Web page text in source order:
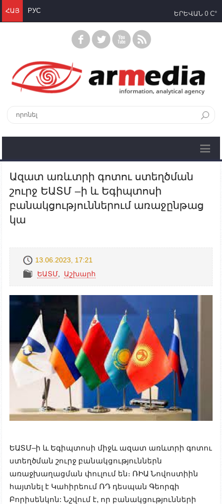
ՀԱՅ РУС ԵՐԵՎԱՆ 0 C°
Ազատ առևտրի գոտու ստեղծման
շուրջ ԵԱՏՄ –ի և Եգիպտոսի
բանակցություններում առաջընթաց
կա
13.06.2023, 17:21
ԵԱՏՄ
Աշխարհ
ԵԱՏՄ–ի և Եգիպտոսի միջև ազատ առևտրի գոտու
ստեղծման շուրջ բանակցություններն
առաջխաղացման փուլում են։ ՌԻԱ Նովոստիին
հայտնել է Կահիրեում ՌԴ դեսպան Գեորգի
Բորիսենկոն: Նշվում է, որ բանակցությունների